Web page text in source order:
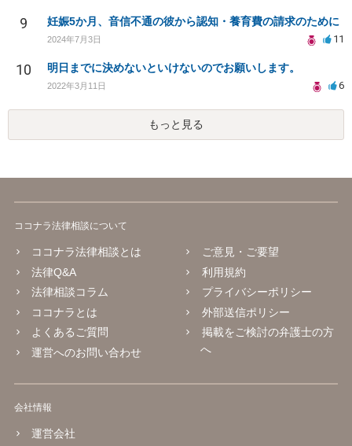
9 妊娠5か月、音信不通の彼から認知・養育費の請求のために
2024年7月3日 11
10 明日までに決めないといけないのでお願いします。
2022年3月11日 6
もっと見る
ココナラ法律相談について
ココナラ法律相談とは
法律Q&A
法律相談コラム
ココナラとは
よくあるご質問
運営へのお問い合わせ
ご意見・ご要望
利用規約
プライバシーポリシー
外部送信ポリシー
掲載をご検討の弁護士の方
へ
会社情報
運営会社